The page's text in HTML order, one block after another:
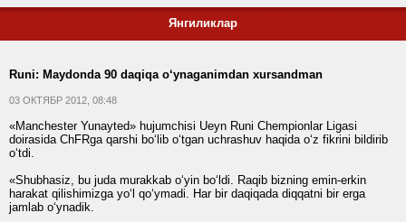
Янгиликлар
Runi: Maydonda 90 daqiqa o‘ynaganimdan xursandman
03 ОКТЯБР 2012, 08:48
«Manchester Yunayted» hujumchisi Ueyn Runi Chempionlar Ligasi
doirasida ChFRga qarshi bo‘lib o‘tgan uchrashuv haqida o‘z fikrini bildirib
o‘tdi.
«Shubhasiz, bu juda murakkab o‘yin bo‘ldi. Raqib bizning emin-erkin
harakat qilishimizga yo‘l qo‘ymadi. Har bir daqiqada diqqatni bir erga
jamlab o‘ynadik.